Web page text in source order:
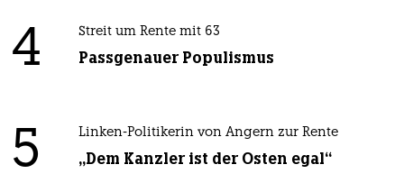
4 Streit um Rente mit 63
Passgenauer Populismus
5 Linken-Politikerin von Angern zur Rente
„Dem Kanzler ist der Osten egal“